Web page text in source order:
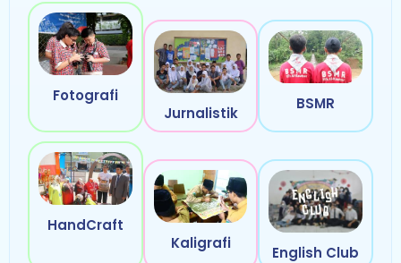
Fotografi
Jurnalistik
BSMR
HandCraft
Kaligrafi
English Club